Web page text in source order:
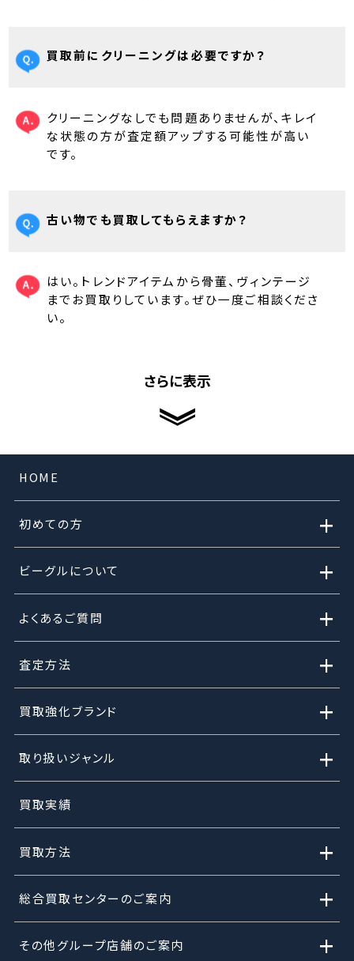
買取前にクリーニングは必要ですか？
クリーニングなしでも問題ありませんが、キレイ
な状態の方が査定額アップする可能性が高い
です。
古い物でも買取してもらえますか？
はい。トレンドアイテムから骨董、ヴィンテージ
までお買取りしています。ぜひ一度ご相談くださ
い。
さらに表示
HOME
初めての方 +
ビーグルについて +
よくあるご質問 +
査定方法 +
買取強化ブランド +
取り扱いジャンル +
買取実績
買取方法 +
総合買取センターのご案内 +
その他グループ店舗のご案内 +